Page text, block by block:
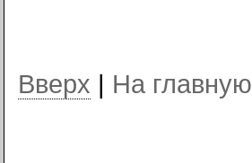
Вверх | На главную